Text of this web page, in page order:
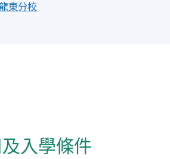
東分校
入學條件